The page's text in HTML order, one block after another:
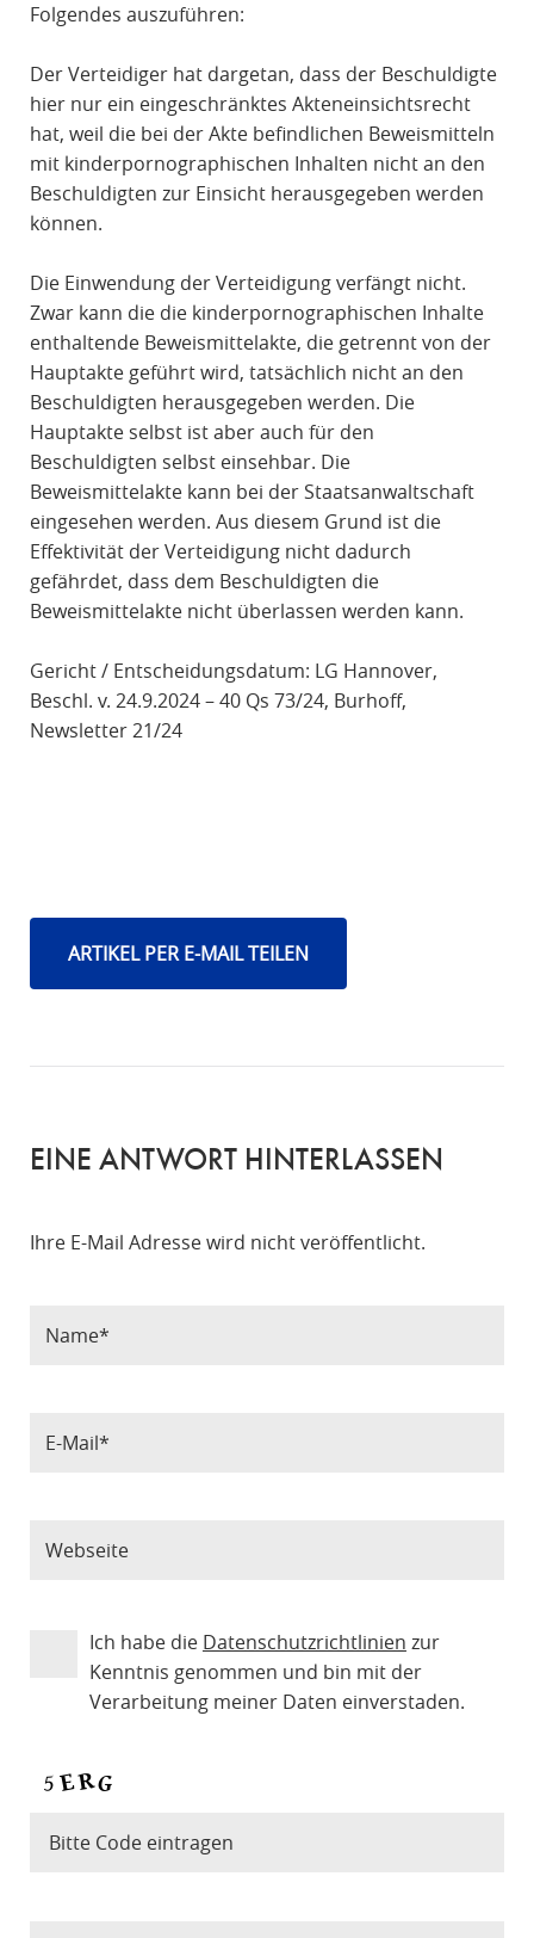
Folgendes auszuführen:
Der Verteidiger hat dargetan, dass der Beschuldigte
hier nur ein eingeschränktes Akteneinsichtsrecht
hat, weil die bei der Akte befindlichen Beweismitteln
mit kinderpornographischen Inhalten nicht an den
Beschuldigten zur Einsicht herausgegeben werden
können.
Die Einwendung der Verteidigung verfängt nicht.
Zwar kann die die kinderpornographischen Inhalte
enthaltende Beweismittelakte, die getrennt von der
Hauptakte geführt wird, tatsächlich nicht an den
Beschuldigten herausgegeben werden. Die
Hauptakte selbst ist aber auch für den
Beschuldigten selbst einsehbar. Die
Beweismittelakte kann bei der Staatsanwaltschaft
eingesehen werden. Aus diesem Grund ist die
Effektivität der Verteidigung nicht dadurch
gefährdet, dass dem Beschuldigten die
Beweismittelakte nicht überlassen werden kann.
Gericht / Entscheidungsdatum: LG Hannover,
Beschl. v. 24.9.2024 – 40 Qs 73/24, Burhoff,
Newsletter 21/24
ARTIKEL PER E-MAIL TEILEN
EINE ANTWORT HINTERLASSEN
Ihre E-Mail Adresse wird nicht veröffentlicht.
Ich habe die Datenschutzrichtlinien zur
Kenntnis genommen und bin mit der
Verarbeitung meiner Daten einverstaden.